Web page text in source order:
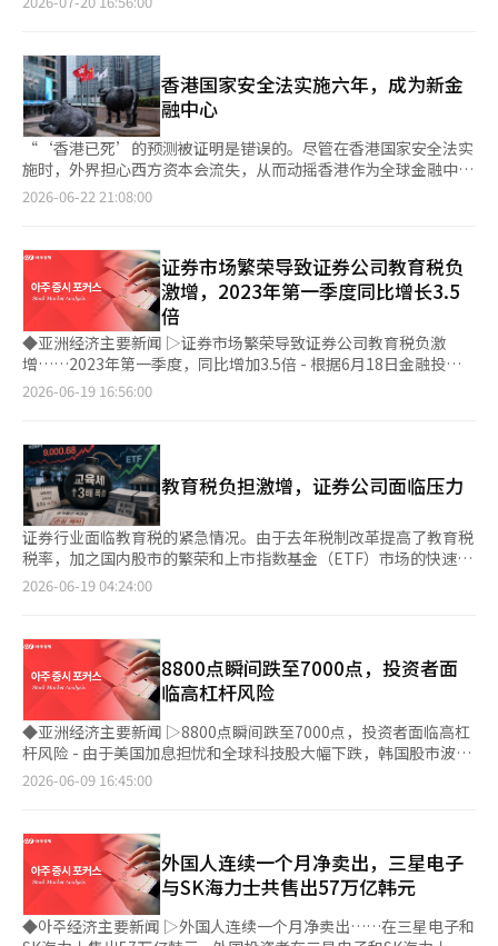
场共识。” 良好的业绩主要得益于商品企划（MD）部门的推动。
包括快闪店的扩展、第一季度‘愿望烘焙’的预售量出货，以及现
有艺人知识产权（IP）的演出MD销售等都对业绩产生了积极影
响。然而，由于Super Junior和EXO等高年限IP的活动集中，预计
盈利能力将有所下降。 下半年，由于新人出道和aespa在西方市场
的拓展，预计营销费用将增加，短期内盈利压力加大。林研究员解
释道：“aespa的北美和欧洲巡演更注重在西方市场的品牌扩展和
营销，而非立即的盈利。” 她还表示：“第四季度新男团SMTR25
可见性的催化剂。”并指出：“应关注明年将全面展开的投资回收
期，而非短期业绩。”※ 本报道经人工智能（AI）系统翻译与编
辑。
香港国家安全法实施六年，成为新金
融中心
“‘香港已死’的预测被证明是错误的。尽管在香港国家安全法实
施时，外界担心西方资本会流失，从而动摇香港作为全球金融中心
的地位，但香港却吸引了来自中国大陆及中东、东南亚的资金，重
指出：“香港正在建立新的国际化模式”，并表示“中东、中央亚
洲和东南亚的资本正通过香港与中国大陆和世界相连。”分析认
为，随着美国和欧洲资本的撤离，中国大陆及中东、亚洲资金填补
了这一空白，香港的金融格局正在发生变化。 香港地位的变化在
各项指标中得到了验证。香港经济正在复苏。今年第一季度，香港
的国内生产总值（GDP）增长了5.9%，创下近五年来的最高季度
增长率。 在全球咨询公司波士顿咨询集团（BCG）发布的《2026
年全球资产报告》中，香港超越瑞士，成为全球最大的跨境资产管
亿人民币），超过瑞士的2.24万亿美元。 特别是，香港管理的跨境
资产中，超过60%来自中国大陆。依托中国大陆的巨大财富，香港
的跨境资产管理市场年均增长10.7%，成为全球主要资产管理市场
中增长最快的。亚洲周刊分析认为：“香港作为连接中国大陆与世
界的金融桥梁，发挥着不可替代的作用。” 企业公开募股（IPO）
市场也恢复了往日的荣光。根据香港证券交易所和毕马威的数据显
示，香港的IPO总筹资额在去年达到2800亿港元，同比增长超过两
倍，六年来首次重返全球最大IPO市场。 这种增长趋势在今年仍在
倍，创下自2021年以来的季度最大规模。香港证券交易所再次在
融资规模上超越纽约和纳斯达克，夺回全球第一的位置。 中国大
陆企业对海外融资需求的增加被认为是香港IPO市场复苏的关键动
力。全球最大电池制造商宁德时代等中国大型企业在香港上市，吸
引了全球投资者的资金再次流入香港。 此外，全球投资者对香港
IPO的参与也在积极增加。根据香港交易所的数据，截至今年3月
初，新上市企业中超过四分之三吸引了国际投资者作为基础投资
者，这一比例显著高于去年。 中东资本的影响力也在增强。今年
20%以下激增至近40%。 随着中东地区地缘政治不确定性加剧，
香港因其稳定的金融基础设施和对中国市场的接入能力而受到关
注，成为替代投资的热门选择。中东大亨对香港股票和债券的投
资，以及管理超高净值资产的家族办公室的设立咨询也显著增加。
香港正逐渐成为中东资本投资亚洲科技和新能源产业的重要据点。
2026-06-22 21:08:00
证券市场繁荣导致证券公司教育税负
激增，2023年第一季度同比增长3.5
倍
◆亚洲经济主要新闻 ▷证券市场繁荣导致证券公司教育税负激
增……2023年第一季度，同比增加3.5倍 - 根据6月18日金融投资
行业的消息，国内主要大型证券公司（包括Kiwoom、NH、
特别是考虑到这四家证券公司去年全年总缴纳额约为1038亿韩
元，今年仅在三个月内（第一季度）就达到了去年一整年的66%。
- 教育税负激增的原因是，从今年开始，对年收益超过1万亿韩元
的大型金融和保险公司的超额收益适用的教育税税率从原来的
0.5%提高至1%。此外，证券市场的繁荣也导致证券公司的相关税
基大幅增加。 - 实际上，国内股市的上涨和波动性加大，市场做市
商（MM）和ETF流动性提供者（LP）的交易规模显著扩大。 - 问
题在于，现行教育税法中，作为税基的交易收益并不是证券公司实
然在推动证券市场活跃政策，但实际上却对支撑市场基础设施的流
动性提供者施加了畸形的税负。”他还指出：“如果税务负担持
续，证券公司将不得不缩减市场做市和LP合同，这最终将导致市
场流动性下降和价格发现功能减弱，从而影响普通投资者。” ◆
主要报告 ▷KOSDAQ在9000点时代表现不佳的原因 -KOSDAQ的低
迷并不仅仅是简单的跌幅过大。首先，长期净买入的个人资金正在
流出。其次，KOSPI以半导体为中心的盈利预期上调，而KOSDAQ
的盈利改善速度有限。 - 第三，随着加息的暗示，高市盈率成长股
止降息和维持利率时，KOSDAQ的表现通常弱于KOSPI。供需、盈
利和利率三方面均显示KOSPI的优势环境将持续。 - 如果半导体出
口强劲、内存价格上涨、KOSPI的每股收益改善得以维持，则指数
底部可能会比以前更高。相反，KOSDAQ在个人资金回流和盈利预
期反弹确认之前，可能会继续处于相对劣势。 ◆市场收盘后（6月
18日）主要公告 ▷SG决定进行610亿韩元的股东配售增资 ▷三养
2026-06-19 16:56:00
教育税负担激增，证券公司面临压力
证券行业面临教育税的紧急情况。由于去年税制改革提高了教育税
税率，加之国内股市的繁荣和上市指数基金（ETF）市场的快速增
长，教育税负担较去年激增超过三倍。新设的教育税最高税率规定
主要大型证券公司（包括키움、NH、메리츠、신한）在2026年第
一季度的教育税缴纳额估计为684亿5599万韩元，较去年同期的
196亿6733万韩元激增了3.48倍。特别是考虑到这四家证券公司去
年全年缴纳的总额约为1038亿韩元，今年仅在三个月内（第一季
度）就已达到去年全年税额的66%。 其他证券公司也预计教育税
负担较去年大幅增加。业界普遍认为，今年的年度教育税总额将比
去年增加数倍。 教育税负担激增的原因是，从今年开始，年收益
超过1万亿韩元的大型金融和保险公司的超额收益适用的教育税税
下，证券公司的相关税基大幅增加也起到了影响。 实际上，国内
股市的上涨和波动性扩大使得市场做市商（MM）和ETF流动性供
应商（LP）的交易规模大幅扩大。根据资本市场研究院的数据显
示，按自有资本计算的前十家证券公司在股票及集合投资证券的交
易收益预计将从2024年的7.2万亿韩元激增至今年（年化基准）的
49.5万亿韩元，约增加了7倍。整体净利润中，交易收益所占比例
2026-06-19 04:24:00
8800点瞬间跌至7000点，投资者面
临高杠杆风险
◆亚洲经济主要新闻 ▷8800点瞬间跌至7000点，投资者面临高杠
杆风险 - 由于美国加息担忧和全球科技股大幅下跌，韩国股市波动
性加剧。 - 最近大量个人投资者涌入三星电子和SK海力士的单一股
担忧。 - 8日，KOSPI市场开盘时KOSPI指数较前一交易日下跌
112.50点（1.38%），开盘后跌幅扩大，上午9时03分触发了熔断
机制。 - 此后，KOSPI一度跌至7442.73点，卖出侧停机制也被启
动，最终以7484.41点收盘，较前一交易日下跌676.18点
（8.29%）。自本月2日以8801.49点收盘以来，KOSPI指数在3个
2026-06-09 16:45:00
外国人连续一个月净卖出，三星电子
与SK海力士共售出57万亿韩元
◆아주经济主要新闻 ▷外国人连续一个月净卖出……在三星电子和